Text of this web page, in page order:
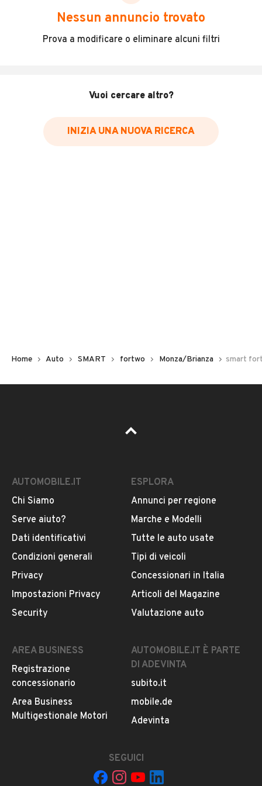
scegliere in modo trasparente e sicuro, come:
Incidenti in cui è stato coinvolto il veicolo
Data e luogo delle revisioni effettuate
Inserisci il numero di targa per verificare la disponibilità
Pubblicità
DESCRIZIONE
ID DMS : U-28462
Le immagini pubblicate sono a scopo illustrativo. Le
omologazione anti inquinamento ed i colori possono
differire leggermente da quanto rappresentato. In
nessun caso i prezzi pubblicati su questo sito
rappresentano un impegno contrattuale. Annuncio
pubblicitario con finalità promozionale
Il prezzo esposto non comprende passaggio di proprietà
LEGGI TUTTO
INFORMAZIONI VEICOLO
Nessun annuncio trovato
Prova a modificare o eliminare alcuni filtri
Vuoi cercare altro?
INIZIA UNA NUOVA RICERCA
Home Auto SMART fortwo Monza/Brianza smart
AUTOMOBILE.IT
Chi Siamo
Serve aiuto?
Dati identificativi
Condizioni generali
Privacy
Impostazioni Privacy
Security
ESPLORA
Annunci per regione
Marche e Modelli
Tutte le auto usate
Tipi di veicoli
Concessionari in Italia
Articoli del Magazine
Valutazione auto
AREA BUSINESS
Registrazione
concessionario
Area Business
Multigestionale Motori
AUTOMOBILE.IT È PARTE
DI ADEVINTA
subito.it
mobile.de
Adevinta
SEGUICI